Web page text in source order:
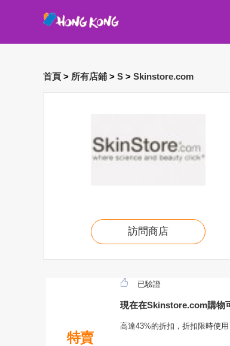
首頁 > 所有店鋪 > S > Skinstore.com
訪問商店
特賣
已驗證
現在在Skinstore.com購物
高達43%的折扣，折扣限時使